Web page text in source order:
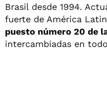
Brasil desde 1994.
fuerte de América
puesto número 20 de
intercambiadas en